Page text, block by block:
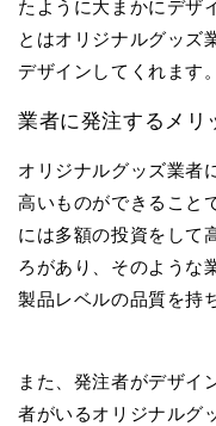
たように大まかにデザ
とはオリジナルグッズ
デザインしてくれます。
業者に発注するメ
オリジナルグッズ業者
高いものができること
には多額の投資をして
ろがあり、そのような
製品レベルの品質を持
また、発注者がデザイ
者がいるオリジナルグ